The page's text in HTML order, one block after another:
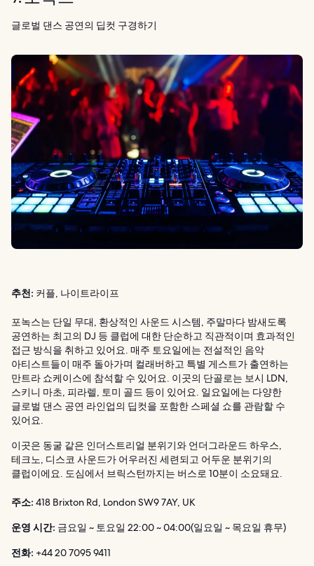
글로벌 댄스 공연의 딥컷 구경하기
추천: 커플, 나이트라이프
포녹스는 단일 무대, 환상적인 사운드 시스템, 주말마다 밤새도록
공연하는 최고의 DJ 등 클럽에 대한 단순하고 직관적이며 효과적인
접근 방식을 취하고 있어요. 매주 토요일에는 전설적인 음악
아티스트들이 매주 돌아가며 컬래버하고 특별 게스트가 출연하는
만트라 쇼케이스에 참석할 수 있어요. 이곳의 단골로는 보시 LDN,
스키니 마초, 피라렐, 토미 골드 등이 있어요. 일요일에는 다양한
글로벌 댄스 공연 라인업의 딥컷을 포함한 스페셜 쇼를 관람할 수
있어요.
이곳은 동굴 같은 인더스트리얼 분위기와 언더그라운드 하우스,
테크노, 디스코 사운드가 어우러진 세련되고 어두운 분위기의
클럽이에요. 도심에서 브릭스턴까지는 버스로 10분이 소요돼요.
주소: 418 Brixton Rd, London SW9 7AY, UK
운영 시간: 금요일 ~ 토요일 22:00 ~ 04:00(일요일 ~ 목요일 휴무)
전화: +44 20 7095 9411